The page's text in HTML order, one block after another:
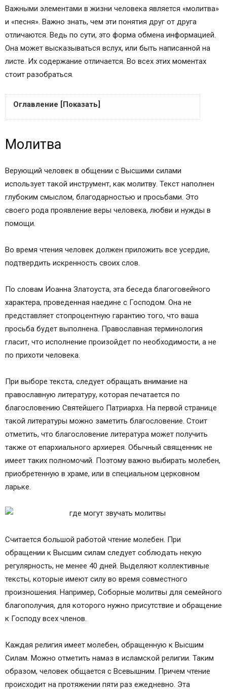
Важными элементами в жизни человека является «молитва»
и «песня». Важно знать, чем эти понятия друг от друга
отличаются. Ведь по сути, это форма обмена информацией.
Она может высказываться вслух, или быть написанной на
листе. Их содержание отличается. Во всех этих моментах
стоит разобраться.
Оглавление [Показать]
Пение
Выводы
Молитва
Верующий человек в общении с Высшими силами
использует такой инструмент, как молитву. Текст наполнен
глубоким смыслом, благодарностью и просьбами. Это
своего рода проявление веры человека, любви и нужды в
помощи.
Во время чтения человек должен приложить все усердие,
подтвердить искренность своих слов.
По словам Иоанна Златоуста, эта беседа благоговейного
характера, проведенная наедине с Господом. Она не
представляет стопроцентную гарантию того, что ваша
просьба будет выполнена. Православная терминология
гласит, что исполнение произойдет по необходимости, а не
по прихоти человека.
При выборе текста, следует обращать внимание на
православную литературу, которая печатается по
благословению Святейшего Патриарха. На первой странице
такой литературы можно заметить благословение. Стоит
отметить, что благословение литература может получить
также от епархиального архиерея. Обычный священник не
имеет таких полномочий. Поэтому важно выбирать молебен,
приобретенную в храме, или в специальном церковном
ларьке.
Считается большой работой чтение молебен. При
обращении к Высшим силам следует соблюдать некую
регулярность, не менее 40 дней. Выделяют коллективные
тексты, которые имеют силу во время совместного
произношения. Например, Соборные молитвы для семейного
благополучия, для которого нужно присутствие и обращение
к Господу всех членов.
Каждая религия имеет молебен, обращенную к Высшим
Силам. Можно отметить намаз в исламской религии. Таким
образом, человек общается с Всевышним. Причем чтение
происходит на протяжении пяти раз ежедневно. Эта